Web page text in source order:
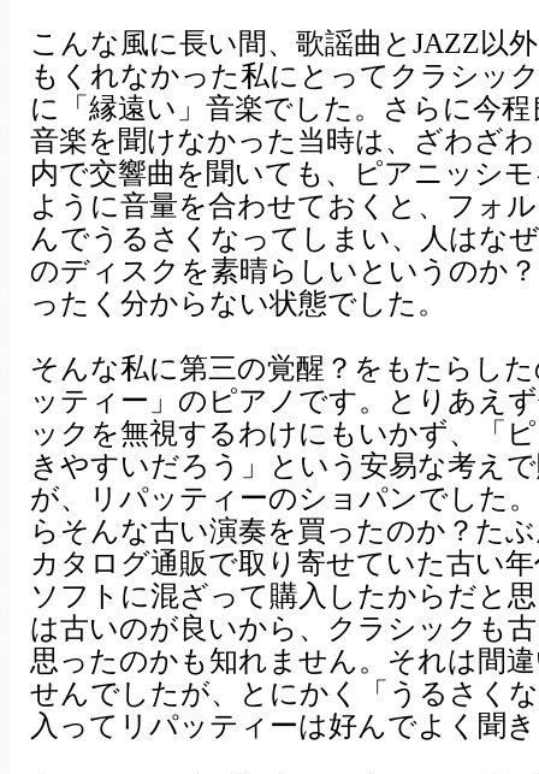
こんな風に長い間、歌謡曲とJAZZ以
もくれなかった私にとってクラシッ
に「縁遠い」音楽でした。さらに今
音楽を聞けなかった当時は、ざわざ
内で交響曲を聞いても、ピアニッシ
ように音量を合わせておくと、フォ
んでうるさくなってしまい、人はな
のディスクを素晴らしいというのか
ったく分からない状態でした。
そんな私に第三の覚醒？をもたらし
ッティー」のピアノです。とりあえ
ックを無視するわけにもいかず、「
きやすいだろう」という安易な考え
が、リパッティーのショパンでした
らそんな古い演奏を買ったのか？た
カタログ通販で取り寄せていた古い
ソフトに混ざって購入したからだと
は古いのが良いから、クラシックも
思ったのかも知れません。それは間
せんでしたが、とにかく「うるさく
入ってリパッティーは好んでよく聞